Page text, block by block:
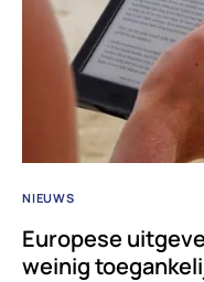
NIEUWS
Europese
weinig